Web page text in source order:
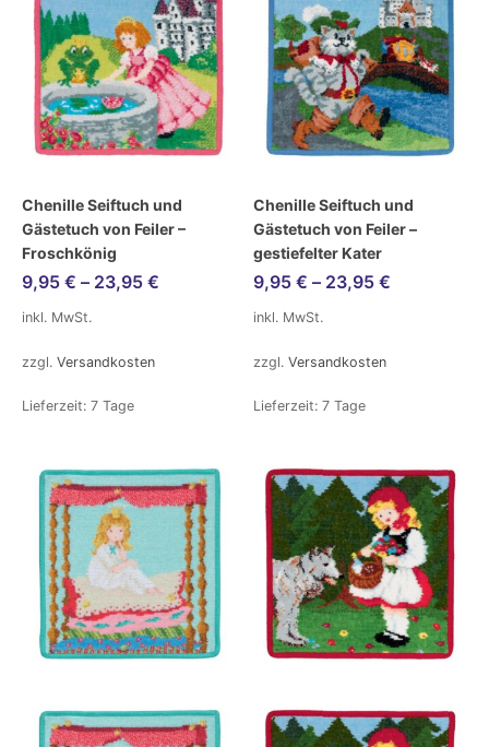
Chenille Seiftuch und
Gästetuch von Feiler –
Froschkönig
9,95 € – 23,95 €
inkl. MwSt.
zzgl. Versandkosten
Lieferzeit: 7 Tage
Chenille Seiftuch und
Gästetuch von Feiler –
gestiefelter Kater
9,95 € – 23,95 €
inkl. MwSt.
zzgl. Versandkosten
Lieferzeit: 7 Tage